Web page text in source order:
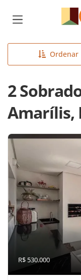
Ordenar
2
Amarílis,
R$ 530.000